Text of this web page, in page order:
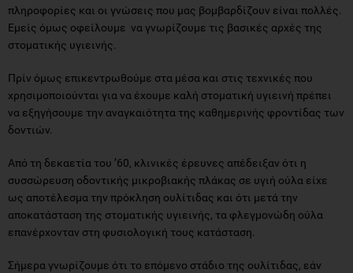
πληροφορίες και οι γνώσεις που μας βομβαρδίζουν είναι πολλές.
Εμείς όμως οφείλουμε να γνωρίζουμε τις βασικές αρχές της
στοματικής υγιεινής.
Πρίν όμως επικεντρωθούμε στα μέσα και στις τεχνικές που
χρησιμοποιούνται για να έχουμε καλή στοματική υγιεινή πρέπει
να εξηγήσουμε την αναγκαιότητα της καθημερινής φροντίδας των
δοντιών.
Από τη δεκαετία του ’60, κλινικές έρευνες απέδειξαν ότι η
συσσώρευση οδοντικής μικροβιακής πλάκας σε υγιή ούλα είχε
ως αποτέλεσμα την πρόκληση ουλίτιδας και ότι μετά την
αποκατάσταση της στοματικής υγιεινής, τα φλεγμονώδη ούλα
επανέρχονταν στη φυσιολογική τους κατάσταση.
Σήμερα γνωρίζουμε ότι το επόμενο στάδιο της ουλίτιδας, εάν